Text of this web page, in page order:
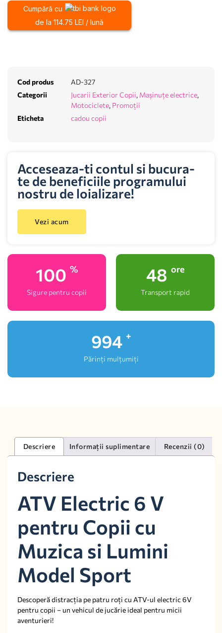
Cumpără cu
de la 114.75 LEI / lună
Cod produs
AD-327
Categorii
Jucarii Exterior Copii, Mașinuțe electrice,
Motociclete, Promoții
Eticheta
cadou copii
Acceseaza-ti contul si bucura-
te de beneficiile programului
nostru de loializare!
Vezi acum
100 %
Sigure pentru copii
48 ore
Transport rapid
1,000
Părinți mulțumiți
Descriere Informații suplimentare Recenzii (0)
Descriere
ATV Electric 6 V
pentru Copii cu
Muzica si Lumini
Model Sport
Descoperă distracția pe patru roți cu ATV-ul electric 6V
pentru copii – un vehicul de jucărie ideal pentru micii
aventurieri!